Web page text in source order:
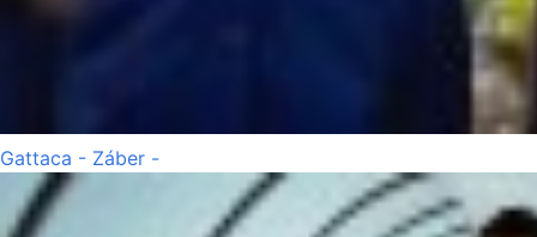
Gattaca - Záber -